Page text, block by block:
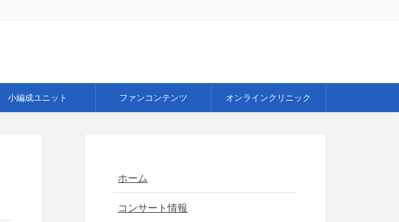
小編成ユニット ファンコンテンツ オンラインクリニック
ホーム
コンサート情報